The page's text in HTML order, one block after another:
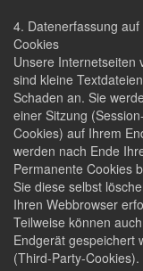
4. Datenerfassung
Cookies
Unsere Internetseiten
sind kleine
Schaden an. Sie
einer Sitzung
Cookies) auf Ihrem
werden nach Ende
Permanente Cookies
Sie diese selbst
Ihren Webbrowser
Teilweise können
Endgerät gespeichert
(Third-Party-